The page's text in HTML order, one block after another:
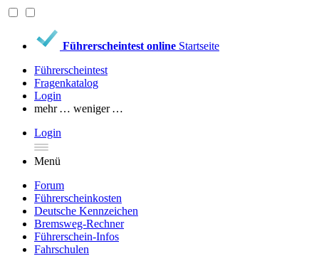
Führerscheintest online Startseite
Führerscheintest
Fragenkatalog
Login
mehr … weniger …
Login
Menü
Forum
Führerscheinkosten
Deutsche Kennzeichen
Bremsweg-Rechner
Führerschein-Infos
Fahrschulen